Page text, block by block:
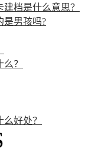
档是什么意思？
是男孩吗?
？
好处？